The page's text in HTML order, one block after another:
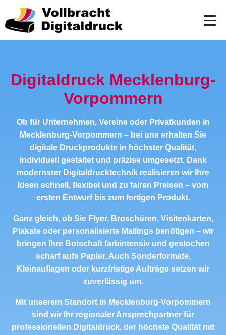
Digitaldruck Mecklenburg-
Vorpommern
Ob für Unternehmen, Vereine oder Privatkunden in
Mecklenburg-Vorpommern – bei uns erhalten Sie
digitale Druckprodukte in höchster Qualität,
individuell gestaltet und präzise umgesetzt. Dank
modernster Digitaldrucktechnik realisieren wir Ihre
Ideen schnell, flexibel und zu fairen Preisen – vom
ersten Entwurf bis zum fertigen Produkt.
Ganz gleich, ob Sie Flyer, Broschüren, Visitenkarten,
Plakate oder personalisierte Mailings benötigen – wir
bringen Ihre Botschaft farbintensiv und gestochen
scharf aufs Papier. Auch Sonderformate,
Kleinauflagen oder kurzfristige Aufträge setzen wir
zuverlässig um.
Mit unserem Standort in Mecklenburg-Vorpommern
sind wir Ihr regionaler Ansprechpartner für
professionellen Digitaldruck, der höchste Qualität mit